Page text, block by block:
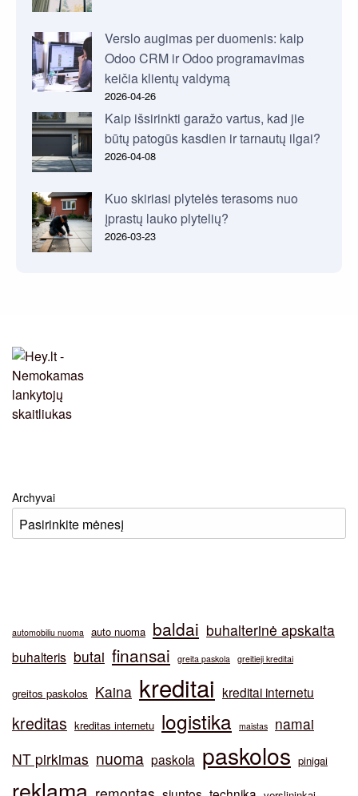
Verslo augimas per duomenis: kaip
Odoo CRM ir Odoo programavimas
keičia klientų valdymą
2026-04-26
Kaip išsirinkti garažo vartus, kad jie
būtų patogūs kasdien ir tarnautų ilgai?
2026-04-08
Kuo skiriasi plytelės terasoms nuo
įprastų lauko plytelių?
2026-03-23
Archyvai
automobiliu nuoma auto nuoma baldai buhalterinė apskaita
buhalteris butai finansai greita paskola greitieji kreditai
greitos paskolos Kaina kreditai kreditai internetu
kreditas kreditas internetu logistika maistas
namai
NT pirkimas nuoma paskola paskolos pinigai
reklama